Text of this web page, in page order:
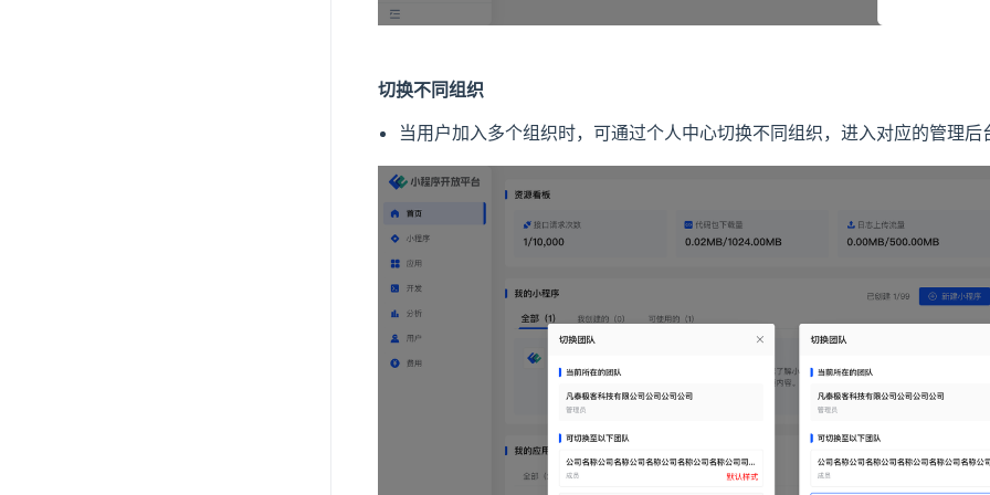
切换不同组织
当用户加入多个组织时，可通过个人中心切换不同组织，进入对应的管理后